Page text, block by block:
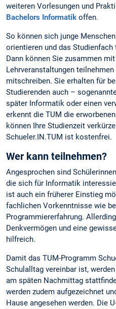
weiteren Vorlesungen und
Bachelors Informatik offen.
So können sich junge
orientieren und das
Dann können Sie zusammen
Lehrveranstaltungen
mitschreiben. Sie erhalten für
Studierenden auch –
später Informatik oder einen
erkennt die TUM die
können Ihre Studienzeit
Schueler.IN.TUM ist kostenfrei.
Wer kann teilnehmen?
Angesprochen sind
die sich für Informatik
ist auch ein früherer Einstieg
fachlichen Vorkenntnisse wie
Programmiererfahrung.
Denkvermögen und eine
hilfreich.
Damit das TUM-Programm
Schulalltag vereinbar ist,
am späten Nachmittag
werden zudem aufgezeichnet
Hause angesehen werden. Die